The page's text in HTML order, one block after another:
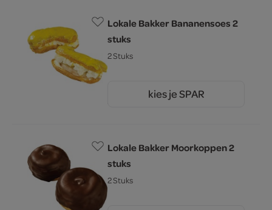
Lokale Bakker Bananensoes 2
stuks
2 Stuks
kies je SPAR
Lokale Bakker Moorkoppen 2
stuks
2 Stuks